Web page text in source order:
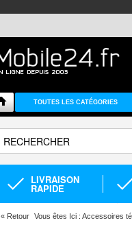
TOUTES LES CATÉGORIES
LIVRAISON
RAPIDE
« Retour Vous êtes Ici : Accessoires